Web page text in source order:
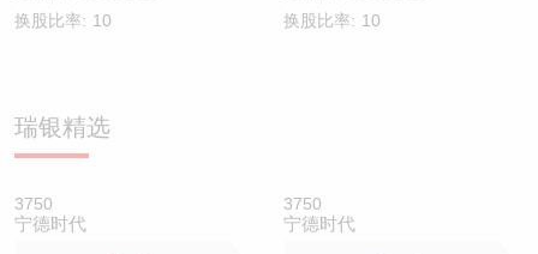
换股比率: 10
换股比率: 10
瑞银精选
3750
宁德时代
3750
宁德时代